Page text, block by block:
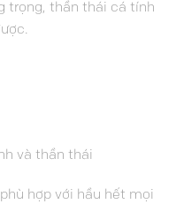
trọng, thần thái cá tính
và thần thái
hợp với hầu hết mọi